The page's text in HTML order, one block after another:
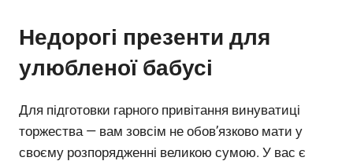
Недорогі презенти для
улюбленої бабусі
Для підготовки гарного привітання винуватиці
торжества — вам зовсім не обов’язково мати у
своєму розпорядженні великою сумою. У вас є